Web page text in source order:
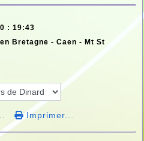
: 19:43
Bretagne - Caen - Mt St
Imprimer...